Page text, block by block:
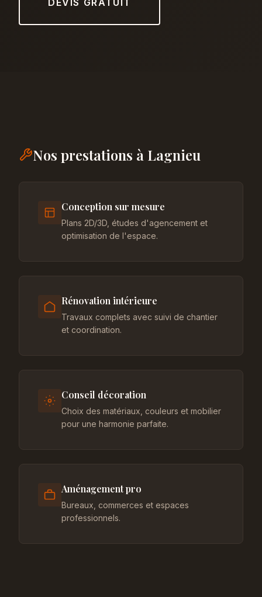
DEVIS GRATUIT
Nos prestations à Lagnieu
Conception sur mesure
Plans 2D/3D, études d'agencement et
optimisation de l'espace.
Rénovation intérieure
Travaux complets avec suivi de chantier
et coordination.
Conseil décoration
Choix des matériaux, couleurs et mobilier
pour une harmonie parfaite.
Aménagement pro
Bureaux, commerces et espaces
professionnels.